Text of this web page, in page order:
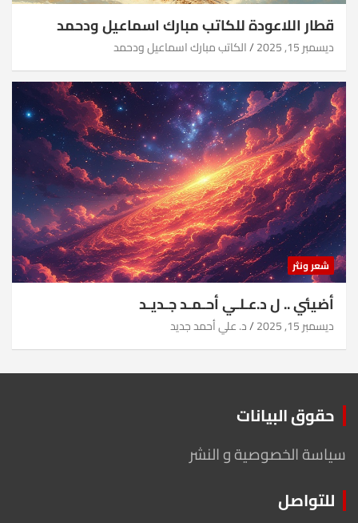
قطار اللاعودة للكاتب مبارك اسماعيل ودحمد
ديسمبر 15, 2025 الكاتب مبارك اسماعيل ودحمد
شعر ونثر
أضيئي .. ل د.عـلـي أحـمـد جـديـد
ديسمبر 15, 2025 د. علي أحمد جديد
حقوق البيانات
سياسة الخصوصية و النشر
للتواصل